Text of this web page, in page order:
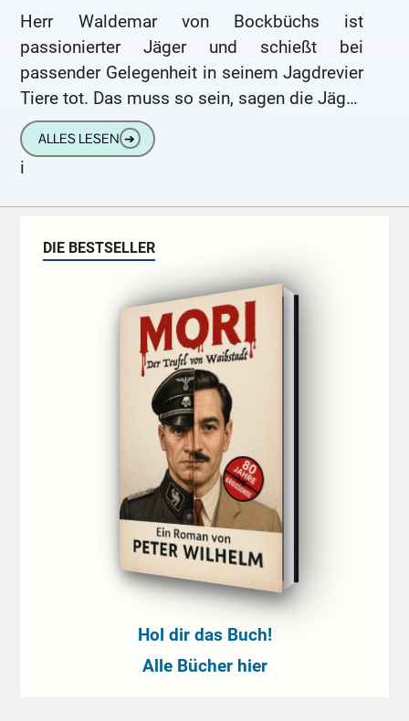
Herr Waldemar von Bockbüchs ist
passionierter Jäger und schießt bei
passender Gelegenheit in seinem Jagdrevier
Tiere tot. Das muss so sein, sagen die Jäger,
das sei Barbarei, sagen die Gegner.
ALLES LESEN ➔
i
DIE BESTSELLER
Hol dir das Buch!
Alle Bücher hier